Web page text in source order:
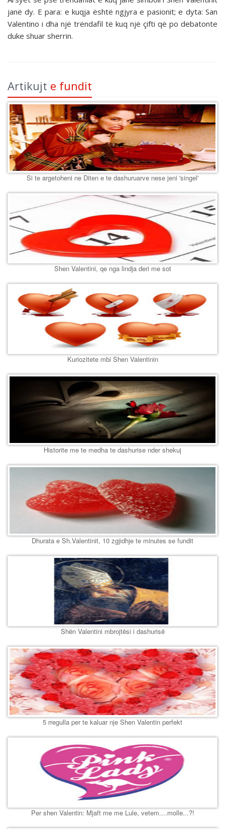
janë dy. E para: e kuqja është ngjyra e pasionit; e dyta: San
Valentino i dha një trëndafil të kuq një çifti që po debatonte
duke shuar sherrin.
Artikujt e fundit
Si te argetoheni ne Diten e te dashuruarve nese jeni 'singel'
Shen Valentini, qe nga lindja deri me sot
Kuriozitete mbi Shen Valentinin
Historite me te medha te dashurise nder shekuj
Dhurata e Sh.Valentinit, 10 zgjidhje te minutes se fundit
Shën Valentini mbrojtësi i dashurisë
5 rregulla per te kaluar nje Shen Valentin perfekt
Per shen Valentin: Mjaft me me Lule, vetem....molle...?!